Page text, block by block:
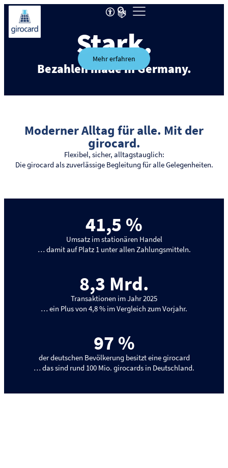
Stark.
Bezahlen made in Germany.
Mehr erfahren
Moderner Alltag für alle. Mit der
girocard.
Flexibel, sicher, alltagstauglich:
Die girocard als zuverlässige Begleitung für alle Gelegenheiten.
41,5 %
Umsatz im stationären Handel
… damit auf Platz 1 unter allen Zahlungsmitteln.
8,3 Mrd.
Transaktionen im Jahr 2025
… ein Plus von 4,8 % im Vergleich zum Vorjahr.
97 %
der deutschen Bevölkerung besitzt eine girocard
… das sind rund 100 Mio. girocards in Deutschland.